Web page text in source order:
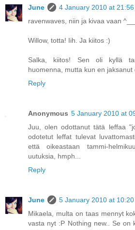
June
4 January 2010 at 21:56
ravenwaves, niin ja kivaa vaan
Willow, totta! Iih. Ja kiitos :)
Salka, kiitos! Sen oli kyllä
huomenna, mutta kun en jaksanut
Reply
Anonymous 5 January 2010 at
Juu, olen odottanut tätä leffaa
odotetut leffat tulevat
että oikeastaan tammi-
uutuksia, hmph...
Reply
June
5 January 2010 at 10:20
Mikaela, multa on taas mennyt
vasta nyt :P Nothing new.. Se on